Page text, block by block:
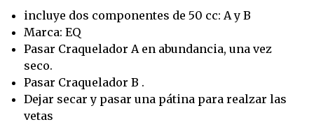
incluye dos componentes de 50 cc: A y B
Marca: EQ
Pasar Craquelador A en abundancia, una vez
seco.
Pasar Craquelador B .
Dejar secar y pasar una pátina para realzar las
vetas